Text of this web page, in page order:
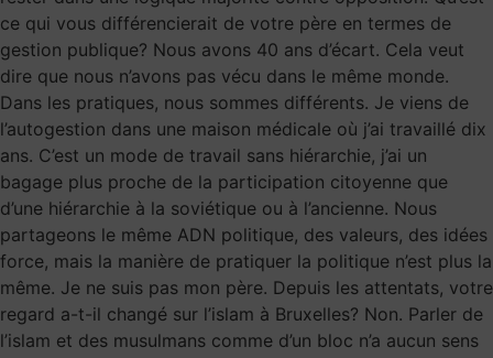
ce qui vous différencierait de votre père en termes de
gestion publique? Nous avons 40 ans d’écart. Cela veut
dire que nous n’avons pas vécu dans le même monde.
Dans les pratiques, nous sommes différents. Je viens de
l’autogestion dans une maison médicale où j’ai travaillé dix
ans. C’est un mode de travail sans hiérarchie, j’ai un
bagage plus proche de la participation citoyenne que
d’une hiérarchie à la soviétique ou à l’ancienne. Nous
partageons le même ADN politique, des valeurs, des idées
force, mais la manière de pratiquer la politique n’est plus la
même. Je ne suis pas mon père. Depuis les attentats, votre
regard a-t-il changé sur l’islam à Bruxelles? Non. Parler de
l’islam et des musulmans comme d’un bloc n’a aucun sens